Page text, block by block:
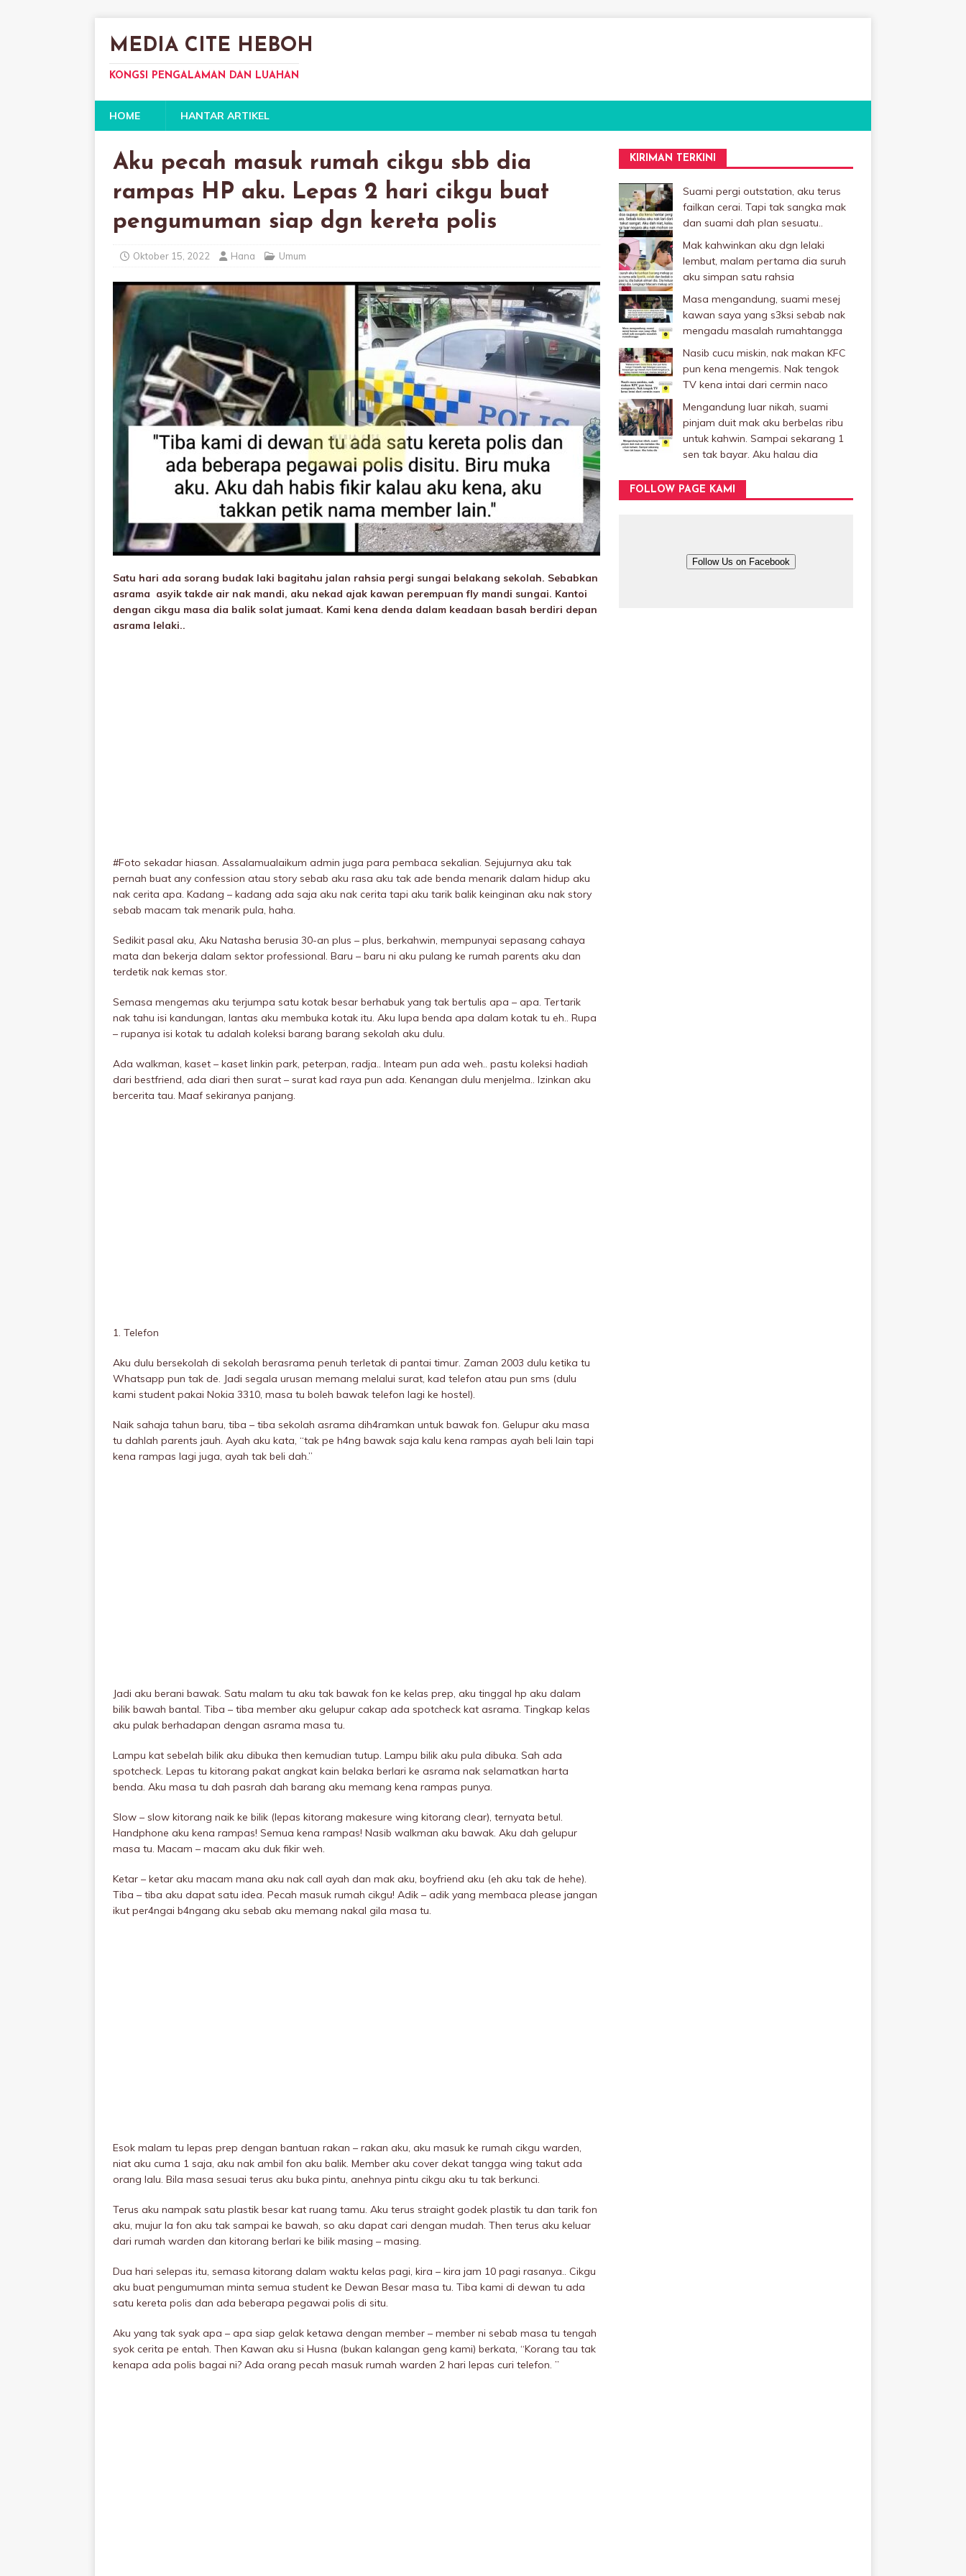
MEDIA CITE HEBOH
KONGSI PENGALAMAN DAN LUAHAN
HOME HANTAR ARTIKEL
Aku pecah masuk rumah cikgu sbb dia
rampas HP aku. Lepas 2 hari cikgu buat
pengumuman siap dgn kereta polis
Oktober 15, 2022 Hana Umum
Satu hari ada sorang budak laki bagitahu jalan rahsia pergi sungai belakang sekolah. Sebabkan
asrama asyik takde air nak mandi, aku nekad ajak kawan perempuan fly mandi sungai. Kantoi
dengan cikgu masa dia balik solat jumaat. Kami kena denda dalam keadaan basah berdiri depan
asrama lelaki..
#Foto sekadar hiasan. Assalamualaikum admin juga para pembaca sekalian. Sejujurnya aku tak
pernah buat any confession atau story sebab aku rasa aku tak ade benda menarik dalam hidup aku
nak cerita apa. Kadang – kadang ada saja aku nak cerita tapi aku tarik balik keinginan aku nak story
sebab macam tak menarik pula, haha.
Sedikit pasal aku, Aku Natasha berusia 30-an plus – plus, berkahwin, mempunyai sepasang cahaya
mata dan bekerja dalam sektor professional. Baru – baru ni aku pulang ke rumah parents aku dan
terdetik nak kemas stor.
Semasa mengemas aku terjumpa satu kotak besar berhabuk yang tak bertulis apa – apa. Tertarik
nak tahu isi kandungan, lantas aku membuka kotak itu. Aku lupa benda apa dalam kotak tu eh.. Rupa
– rupanya isi kotak tu adalah koleksi barang barang sekolah aku dulu.
Ada walkman, kaset – kaset linkin park, peterpan, radja.. Inteam pun ada weh.. pastu koleksi hadiah
dari bestfriend, ada diari then surat – surat kad raya pun ada. Kenangan dulu menjelma.. Izinkan aku
bercerita tau. Maaf sekiranya panjang.
1. Telefon
Aku dulu bersekolah di sekolah berasrama penuh terletak di pantai timur. Zaman 2003 dulu ketika tu
Whatsapp pun tak de. Jadi segala urusan memang melalui surat, kad telefon atau pun sms (dulu
kami student pakai Nokia 3310, masa tu boleh bawak telefon lagi ke hostel).
Naik sahaja tahun baru, tiba – tiba sekolah asrama dih4ramkan untuk bawak fon. Gelupur aku masa
tu dahlah parents jauh. Ayah aku kata, “tak pe h4ng bawak saja kalu kena rampas ayah beli lain tapi
kena rampas lagi juga, ayah tak beli dah.”
Jadi aku berani bawak. Satu malam tu aku tak bawak fon ke kelas prep, aku tinggal hp aku dalam
bilik bawah bantal. Tiba – tiba member aku gelupur cakap ada spotcheck kat asrama. Tingkap kelas
aku pulak berhadapan dengan asrama masa tu.
Lampu kat sebeIah bilik aku dibuka then kemudian tutup. Lampu bilik aku pula dibuka. Sah ada
spotcheck. Lepas tu kitorang pakat angkat kain belaka berlari ke asrama nak selamatkan harta
benda. Aku masa tu dah pasrah dah barang aku memang kena rampas punya.
Slow – slow kitorang naik ke bilik (lepas kitorang makesure wing kitorang clear), ternyata betul.
Handphone aku kena rampas! Semua kena rampas! Nasib walkman aku bawak. Aku dah gelupur
masa tu. Macam – macam aku duk fikir weh.
Ketar – ketar aku macam mana aku nak call ayah dan mak aku, boyfriend aku (eh aku tak de hehe).
Tiba – tiba aku dapat satu idea. Pecah masuk rumah cikgu! Adik – adik yang membaca please jangan
ikut per4ngai b4ngang aku sebab aku memang nakal giIa masa tu.
Esok malam tu lepas prep dengan bantuan rakan – rakan aku, aku masuk ke rumah cikgu warden,
niat aku cuma 1 saja, aku nak ambil fon aku balik. Member aku cover dekat tangga wing takut ada
orang lalu. Bila masa sesuai terus aku buka pintu, anehnya pintu cikgu aku tu tak berkunci.
Terus aku nampak satu plastik besar kat ruang tamu. Aku terus straight godek plastik tu dan tarik fon
aku, mujur la fon aku tak sampai ke bawah, so aku dapat cari dengan mudah. Then terus aku keluar
dari rumah warden dan kitorang berlari ke bilik masing – masing.
Dua hari selepas itu, semasa kitorang dalam waktu kelas pagi, kira – kira jam 10 pagi rasanya.. Cikgu
aku buat pengumuman minta semua student ke Dewan Besar masa tu. Tiba kami di dewan tu ada
satu kereta polis dan ada beberapa pegawai polis di situ.
Aku yang tak syak apa – apa siap gelak ketawa dengan member – member ni sebab masa tu tengah
syok cerita pe entah. Then Kawan aku si Husna (bukan kalangan geng kami) berkata, “Korang tau tak
kenapa ada polis bagai ni? Ada orang pecah masuk rumah warden 2 hari lepas curi telefon. ”
KIRIMAN TERKINI
Suami pergi outstation, aku terus
failkan cerai. Tapi tak sangka mak
dan suami dah plan sesuatu..
Mak kahwinkan aku dgn lelaki
Iembut, malam pertama dia suruh
aku simpan satu rahsia
Masa mengandung, suami mesej
kawan saya yang s3ksi sebab nak
mengadu masalah rumahtangga
Nasib cucu miskin, nak makan KFC
pun kena mengemis. Nak tengok
TV kena intai dari cermin naco
Mengandung luar nikah, suami
pinjam duit mak aku berbelas ribu
untuk kahwin. Sampai sekarang 1
sen tak bayar. Aku halau dia
FOLLOW PAGE KAMI
Follow Us on Facebook